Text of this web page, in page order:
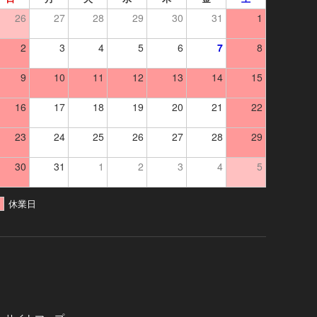
26 27 28 29 30 31 1
2 3 4 5 6 7 8
9 10 11 12 13 14 15
16 17 18 19 20 21 22
23 24 25 26 27 28 29
30 31 1 2 3 4 5
休業日